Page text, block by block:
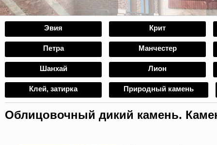
Эвия Крит
Петра Манчестер
Шанхай Лион
Клей, затирка Природный камень
Облицовочный дикий камень.